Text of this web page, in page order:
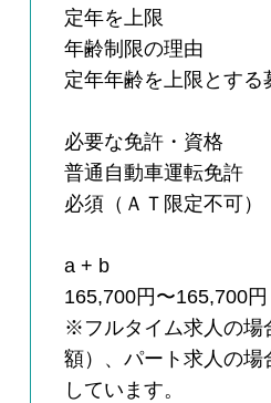
定年を上限
年齢制限の理由
定年年齢を上限とする
必要な免許・資格
普通自動車運転免許
必須（ＡＴ限定不可）
a + b
165,700円〜165,700円
※フルタイム求人の場
額）、パート求人の場
しています。